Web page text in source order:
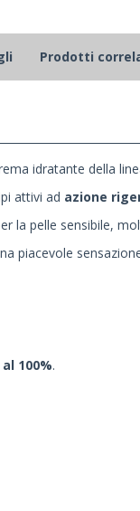
Prodotti
idratante della
attivi ad azione
la pelle sensibile,
piacevole
100%.